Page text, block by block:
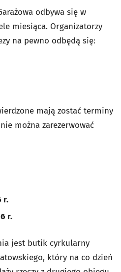
odbywa się w
miesiąca. Organizatorzy
na pewno odbędą się:
mają zostać terminy
można zarezerwować
r.
r.
jest butik cyrkularny
który na co dzień